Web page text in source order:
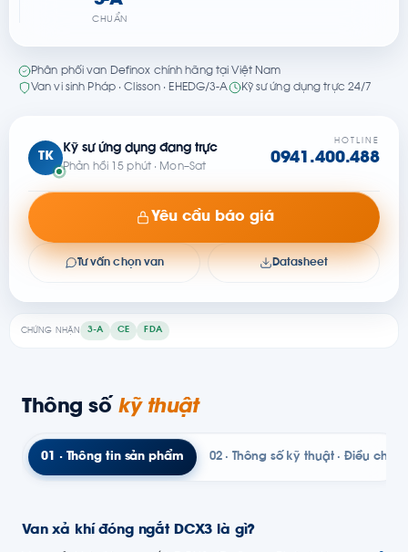
CHỨNG NHẬN 3-A CE FDA
CHUẨN
Phân phối van Definox chính hãng tại Việt Nam
Van vi sinh Pháp · Clisson · EHEDG/3-A
Kỹ sư ứng dụng trực 24/7
TK
Kỹ sư ứng dụng đang trực
Phản hồi 15 phút · Mon–Sat
HOTLINE
0941.400.488
Yêu cầu báo giá
Tư vấn chọn van Datasheet
Thông số kỹ thuật
01 · Thông tin sản phẩm 02 · Thông số kỹ thuật · Điều
Van xả khí đóng ngắt DCX3 là gì?